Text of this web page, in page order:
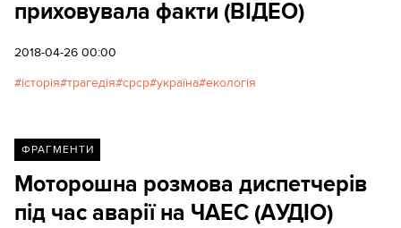
приховувала факти (ВІДЕО)
2018-04-26 00:00
історія трагедія срср україна екологія
ФРАГМЕНТИ
Моторошна розмова диспетчерів
під час аварії на ЧАЕС (АУДІО)